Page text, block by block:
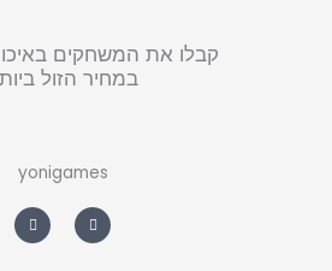
קבלו את המשחקים
במחיר הזול
yonigames
a
c
e
h
a
t